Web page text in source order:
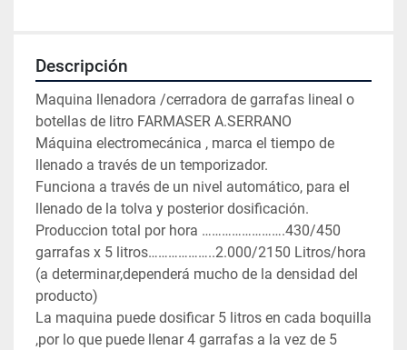
Descripción
Maquina llenadora /cerradora de garrafas lineal o
botellas de litro FARMASER A.SERRANO
Máquina electromecánica , marca el tiempo de
llenado a través de un temporizador.
Funciona a través de un nivel automático, para el
llenado de la tolva y posterior dosificación.
Produccion total por hora …………………….430/450
garrafas x 5 litros………………..2.000/2150 Litros/hora
(a determinar,dependerá mucho de la densidad del
producto)
La maquina puede dosificar 5 litros en cada boquilla
,por lo que puede llenar 4 garrafas a la vez de 5